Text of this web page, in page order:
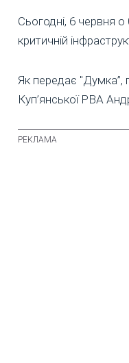
Сьогодні, 6 червня
критичній
Як передає "Думка”,
Куп’янської РВА